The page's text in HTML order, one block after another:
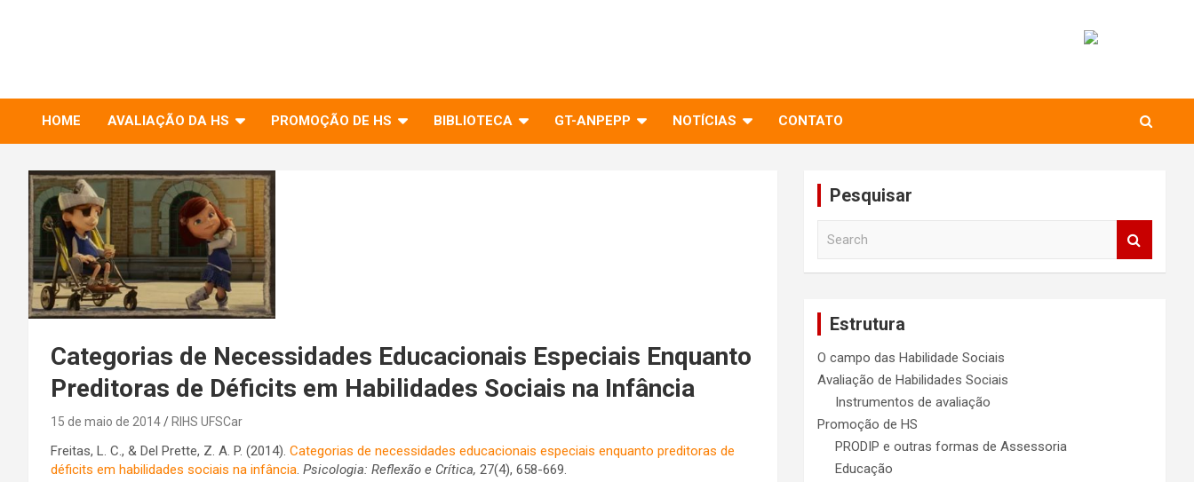
HOME AVALIAÇÃO DA HS PROMOÇÃO DE HS BIBLIOTECA GT-ANPEPP NOTÍCIAS CONTATO
Categorias de Necessidades Educacionais Especiais Enquanto
Preditoras de Déficits em Habilidades Sociais na Infância
15 de maio de 2014 RIHS UFSCar
Freitas, L. C., & Del Prette, Z. A. P. (2014). Categorias de necessidades educacionais especiais enquanto preditoras de
déficits em habilidades sociais na infância Psicologia: Reflexão e Crítica, 27(4), 658-669.
Pesquisar
Estrutura
O campo das Habilidade Sociais
Avaliação de Habilidades Sociais
Instrumentos de avaliação
Promoção de HS
PRODIP e outras formas de Assessoria
Educação